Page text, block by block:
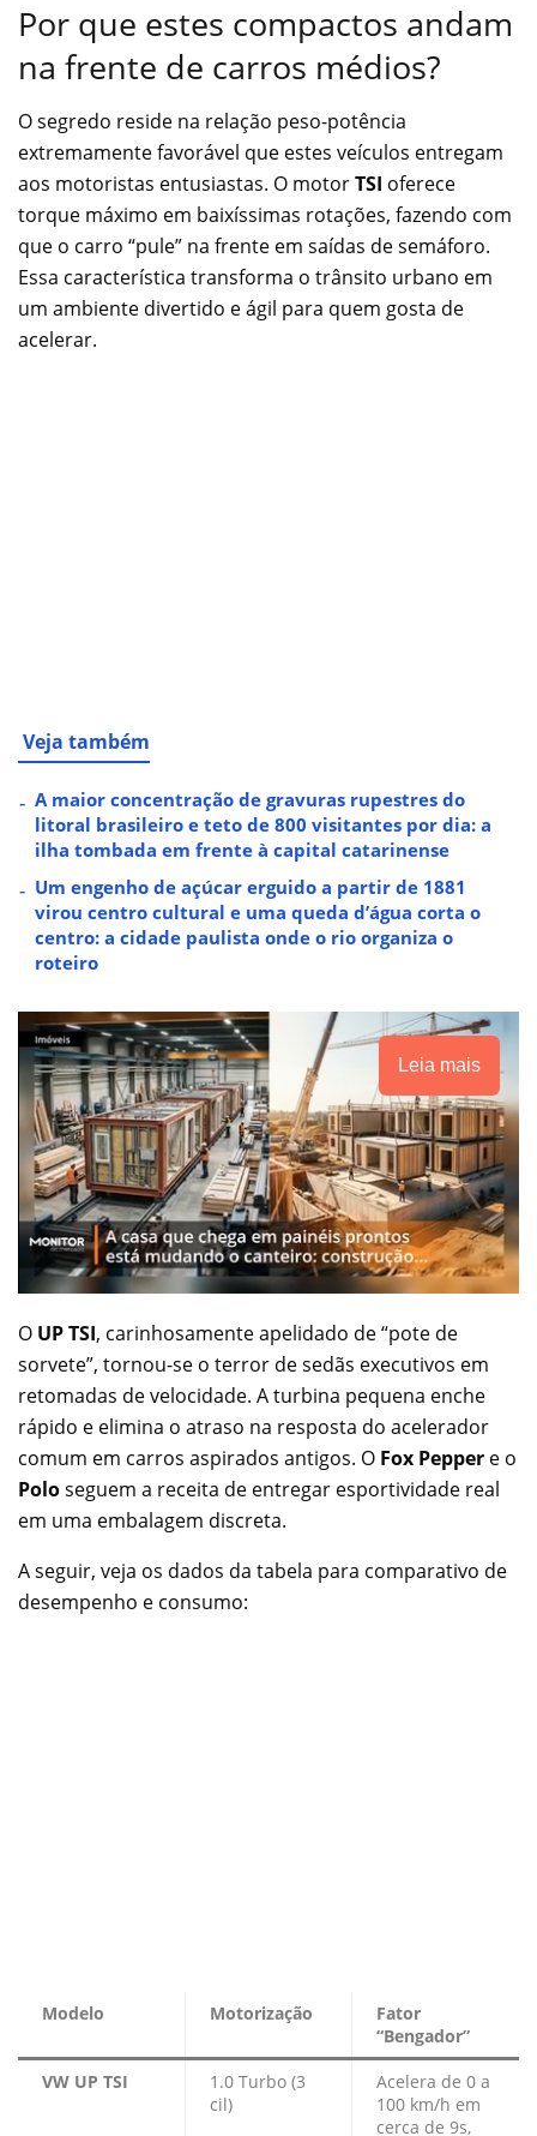
Por que estes compactos andam
na frente de carros médios?
O segredo reside na relação peso-potência
extremamente favorável que estes veículos entregam
aos motoristas entusiastas. O motorTSI oferece
torque máximo em baixíssimas rotações, fazendo com
que o carro “pule” na frente em saídas de semáforo.
Essa característica transforma o trânsito urbano em
um ambiente divertido e ágil para quem gosta de
acelerar.
Veja também
A maior concentração de gravuras rupestres do
litoral brasileiro e teto de 800 visitantes por dia: a
ilha tombada em frente à capital catarinense
Um engenho de açúcar erguido a partir de 1881
virou centro cultural e uma queda d’água corta o
centro: a cidade paulista onde o rio organiza o
roteiro
Leia mais
O UP TSI, carinhosamente apelidado de “pote de
sorvete”, tornou-se o terror de sedãs executivos em
retomadas de velocidade. A turbina pequena enche
rápido e elimina o atraso na resposta do acelerador
comum em carros aspirados antigos. O Fox Pepper e o
Poloseguem a receita de entregar esportividade real
em uma embalagem discreta.
A seguir, veja os dados da tabela para comparativo de
desempenho e consumo:
Modelo Motorização
Fator
“Bengador”
VW UP TSI
1.0 Turbo (3
cil)
Acelera de 0 a
100 km/h em
cerca de 9s,